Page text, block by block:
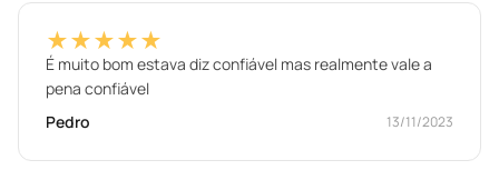
★★★★★
É muito bom estava diz confiável mas realmente vale a
pena confiável
Pedro
13/11/2023